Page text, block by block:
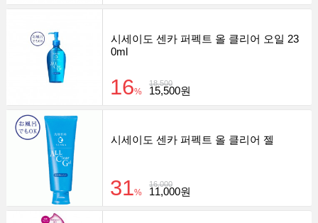
시세이도 센카 퍼펙트 올 클리어 오일 23
0ml
18,500
16% 15,500원
시세이도 센카 퍼펙트 올 클리어 젤
16,000
31% 11,000원